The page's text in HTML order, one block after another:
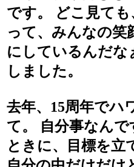
です。 どこ見て
って、みんなの笑
にしているんだな
しました。
去年、15周年でハ
て。 自分事なん
ときに、目標を立